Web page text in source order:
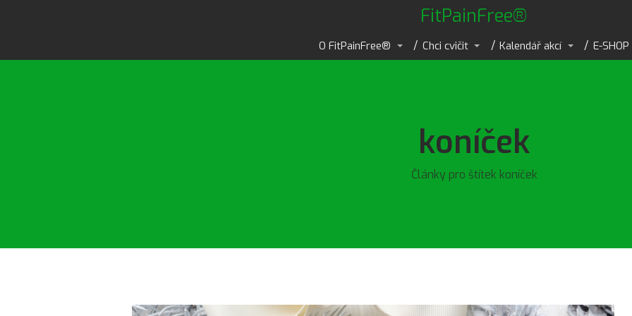
FitPainFree®
O FitPainFree® Chci cvičit Kalendář akcí E-SHOP
koníček
Články pro štítek koníček